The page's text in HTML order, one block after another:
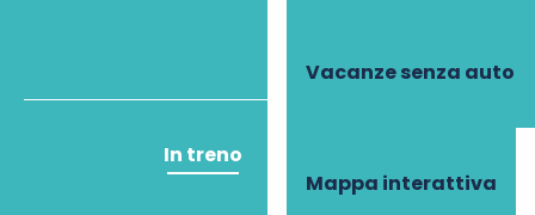
Vacanze senza auto
Mappa interattiva
In treno